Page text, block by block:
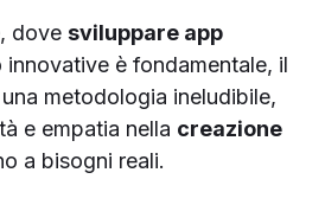
dovesviluppare app
innovative è fondamentale, il
metodologia ineludibile,
e empatia nella creazione
a bisogni reali.